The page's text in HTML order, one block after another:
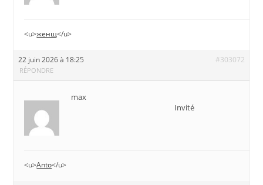
<u>женщ</u>
22 juin 2026 à 18:25 #303072
RÉPONDRE
max
Invité
<u>Anto</u>